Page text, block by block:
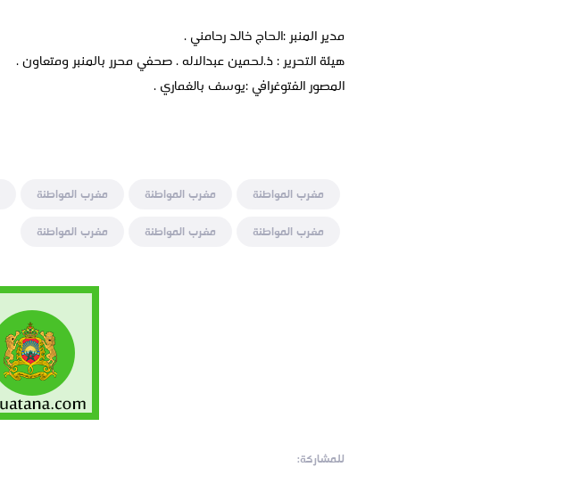
مدير المنبر :الحاج خالد رحامني .
هيئة التحرير : ذ.لحمين عبدالاله . صحفي محرر بالمنبر ومتعاون .
المصور الفتوغرافي :يوسف بالغماري .
مغرب المواطنة مغرب المواطنة مغرب المواطنة
مغرب المواطنة
مغرب المواطنة مغرب المواطنة
للمشاركة: